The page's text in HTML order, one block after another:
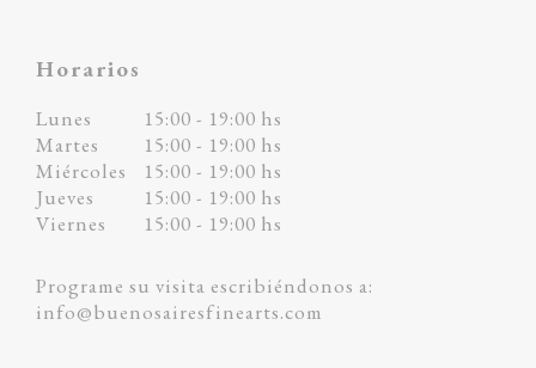
Horarios
Lunes
15:00 - 19:00 hs
Martes
15:00 - 19:00 hs
Miércoles
15:00 - 19:00 hs
Jueves
15:00 - 19:00 hs
Viernes
15:00 - 19:00 hs
Programe su visita escribiéndonos a:
info@buenosairesfinearts.com